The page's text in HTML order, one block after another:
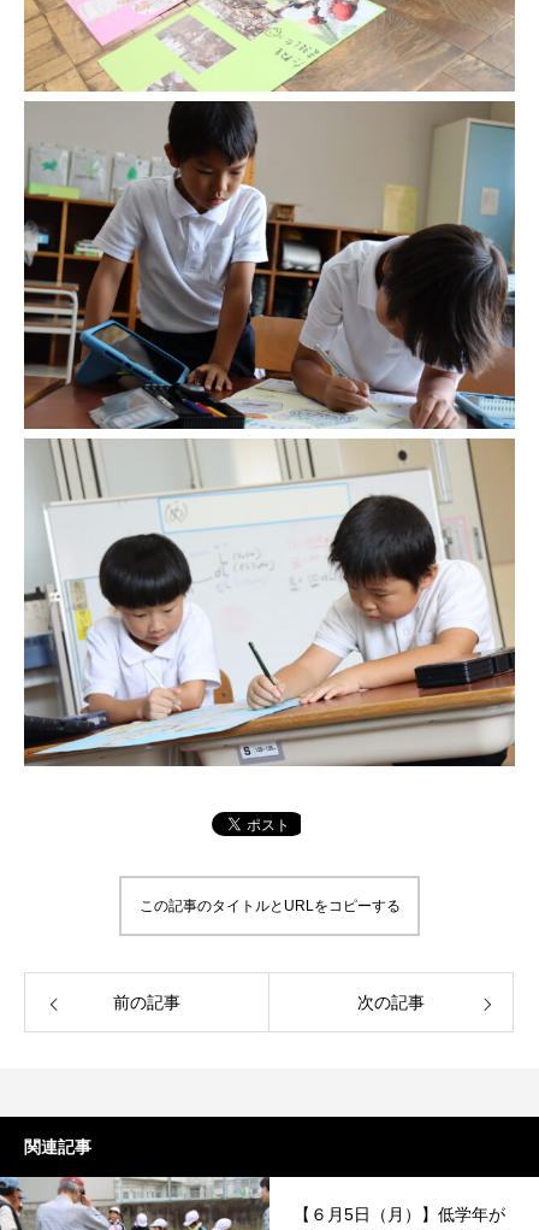
この記事のタイトルとURLをコピーする
前の記事 次の記事
関連記事
【６月5日（月）】低学年が